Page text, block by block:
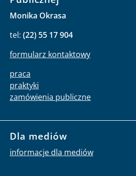
Monika Okrasa
tel: (22) 55 17 904
formularz kontaktowy
praca
praktyki
zamówienia publiczne
Dla mediów
informacje dla mediów